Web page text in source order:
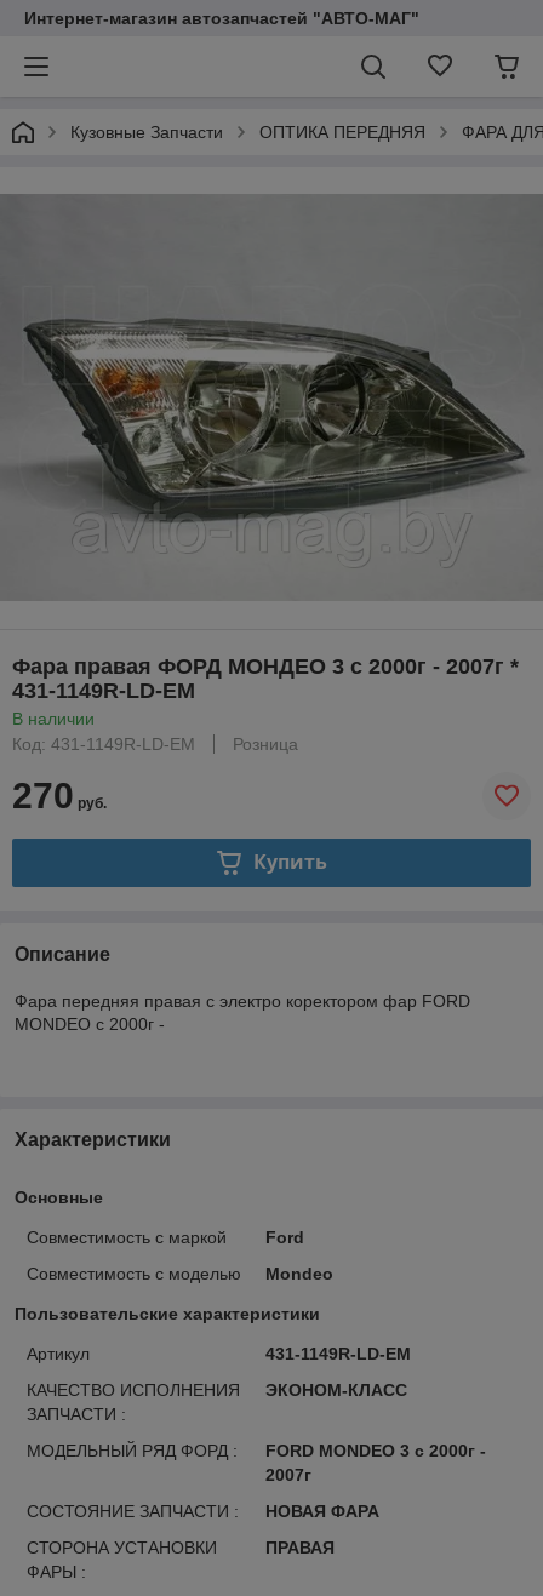
Интернет-магазин автозапчастей "АВТО-МАГ"
Кузовные Запчасти ОПТИКА ПЕРЕДНЯЯ ФАРА
Фара правая ФОРД МОНДЕО 3 с 2000г - 2007г *
431-1149R-LD-EM
В наличии
Код: 431-1149R-LD-EM
Розница
270 руб.
Купить
Описание
Фара передняя правая с электро коректором фар FORD
MONDEO с 2000г -
Характеристики
Основные
Совместимость с маркой
Ford
Совместимость с моделью
Mondeo
Пользовательские характеристики
Артикул
431-1149R-LD-EM
КАЧЕСТВО ИСПОЛНЕНИЯ
ЗАПЧАСТИ :
ЭКОНОМ-КЛАСС
МОДЕЛЬНЫЙ РЯД ФОРД :
FORD MONDEO 3 с 2000г -
2007г
СОСТОЯНИЕ ЗАПЧАСТИ :
НОВАЯ ФАРА
СТОРОНА УСТАНОВКИ
ФАРЫ :
ПРАВАЯ